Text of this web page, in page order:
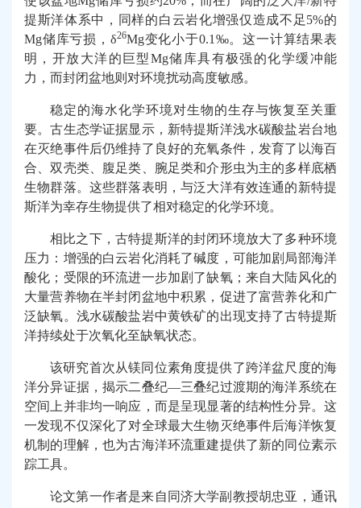
提斯洋体系中，同样的白云岩化增强仅造成不足5%的
Mg储库亏损， δ26Mg变化小于0.1‰。这一计算结果表
明，开放大洋的巨型Mg储库具有极强的化学缓冲能
力，而封闭盆地则对环境扰动高度敏感。
稳定的海水化学环境对生物的生存与恢复至关重
要。古生态学证据显示，新特提斯洋浅水碳酸盐岩台地
在灭绝事件后仍维持了良好的充氧条件，发育了以海百
合、双壳类、腹足类、腕足类和介形虫为主的多样底栖
生物群落。这些群落表明，与泛大洋有效连通的新特提
斯洋为幸存生物提供了相对稳定的化学环境。
相比之下，古特提斯洋的封闭环境放大了多种环境
压力：增强的白云岩化消耗了碱度，可能加剧局部海洋
酸化；受限的环流进一步加剧了缺氧；来自大陆风化的
大量营养物在半封闭盆地中积累，促进了富营养化和广
泛缺氧。浅水碳酸盐岩中黄铁矿的出现支持了古特提斯
洋持续处于次氧化至缺氧状态。
该研究首次从镁同位素角度提供了跨洋盆尺度的海
洋分异证据，揭示二叠纪—三叠纪过渡期的海洋系统在
空间上并非均一响应，而是呈现显著的结构性分异。这
一发现不仅深化了对全球最大生物灭绝事件后海洋恢复
机制的理解，也为古海洋环流重建提供了新的同位素示
踪工具。
论文第一作者是来自同济大学副教授胡忠亚，通讯